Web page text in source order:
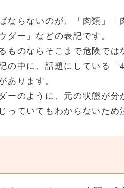
ならないのが、「肉類」
ダー」などの表記です。
ものならそこまで危険で
の中に、話題にしている
あります。
ーのように、元の状態が
っていてもわからないため